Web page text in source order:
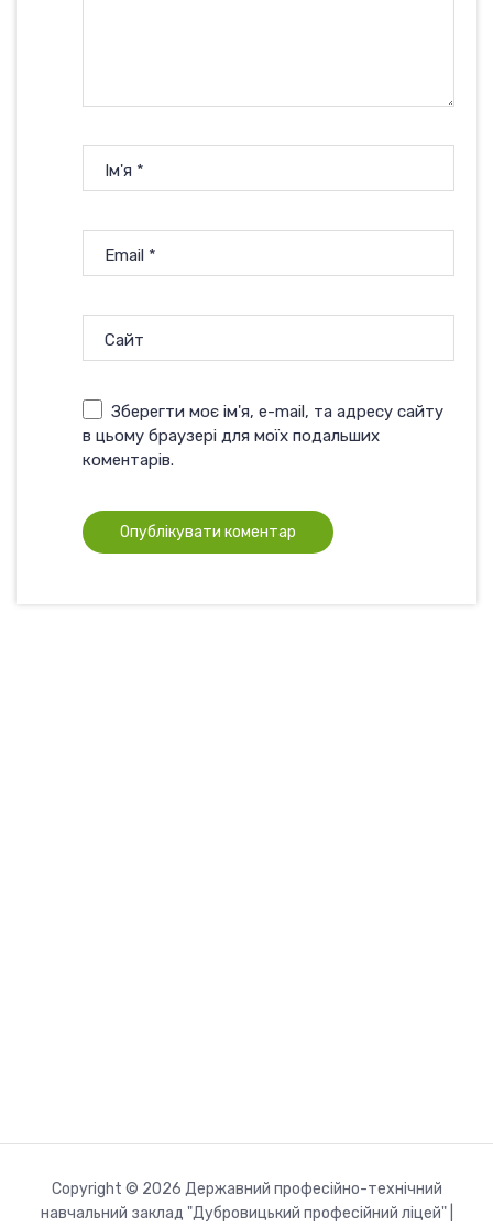
Ім'я *
Email *
Сайт
Зберегти моє ім'я, e-mail, та адресу сайту
в цьому браузері для моїх подальших
коментарів.
Copyright © 2026 Державний професійно-технічний
навчальний заклад "Дубровицький професійний ліцей" |